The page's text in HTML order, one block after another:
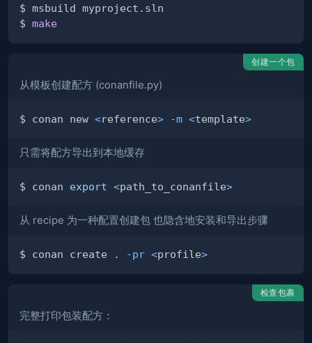
$ make
创建一个包
从模板创建配方 (conanfile.py)
$ conan new <reference> -m <template>
只需将配方导出到本地缓存
$ conan export <path_to_conanfile>
从 recipe 为一种配置创建包 也隐含地安装和导出步骤
$ conan create . -pr <profile>
检查包裹
完整打印包装配方：